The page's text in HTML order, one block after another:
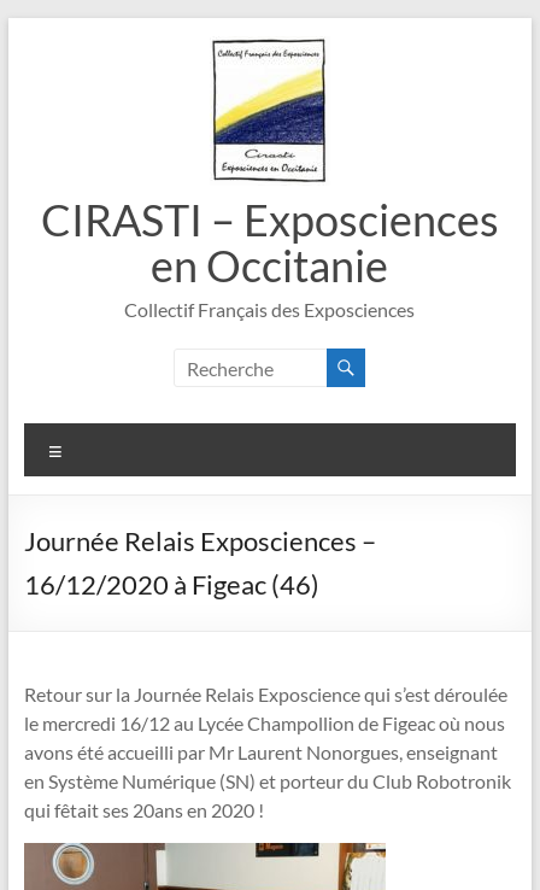
CIRASTI – Exposciences
en Occitanie
Collectif Français des Exposciences
Journée Relais Exposciences –
16/12/2020 à Figeac (46)
Retour sur la Journée Relais Exposcience qui s’est déroulée
le mercredi 16/12 au Lycée Champollion de Figeac où nous
avons été accueilli par Mr Laurent Nonorgues, enseignant
en Système Numérique (SN) et porteur du Club Robotronik
qui fêtait ses 20ans en 2020 !